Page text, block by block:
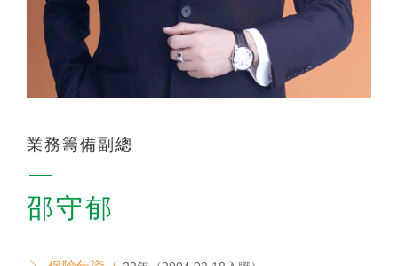
業務籌備副總
邵守郁